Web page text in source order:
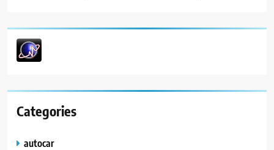
Categories
autocar